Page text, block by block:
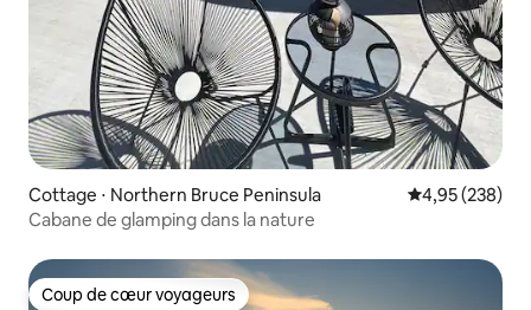
Cottage ⋅ Northern Bruce Peninsula Évaluation
4,95 (238)
Cabane de glamping dans la nature
Coup de cœur voyageurs
Coup de cœur voyageurs